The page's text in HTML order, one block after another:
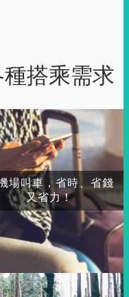
搭乘需求
場叫車，省時、省錢
又省力！